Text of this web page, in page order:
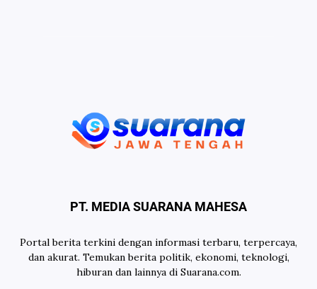
PT. MEDIA SUARANA MAHESA
Portal berita terkini dengan informasi terbaru, terpercaya,
dan akurat. Temukan berita politik, ekonomi, teknologi,
hiburan dan lainnya di Suarana.com.